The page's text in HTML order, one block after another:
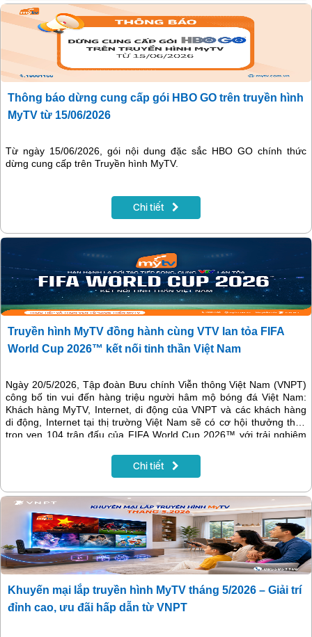
Thông báo dừng cung cấp gói HBO GO trên truyền hình
MyTV từ 15/06/2026
Từ ngày 15/06/2026, gói nội dung đặc sắc HBO GO chính thức
dừng cung cấp trên Truyền hình MyTV.
Chi tiết
Truyền hình MyTV đồng hành cùng VTV lan tỏa FIFA
World Cup 2026™ kết nối tinh thần Việt Nam
Ngày 20/5/2026, Tập đoàn Bưu chính Viễn thông Việt Nam (VNPT)
công bố tin vui đến hàng triệu người hâm mộ bóng đá Việt Nam:
Khách hàng MyTV, Internet, di động của VNPT và các khách hàng
di động, Internet tại thị trường Việt Nam sẽ có cơ hội thưởng thức
trọn vẹn 104 trận đấu của FIFA World Cup 2026™ với trải nghiệm
chuyên nghiệp của VNPT với Đài truyền hình Việt Nam (VTV) để đạt
được thỏa thuận về bản quyền phát sóng FIFA World Cup 2026TM
Chi tiết
Khuyến mại lắp truyền hình MyTV tháng 5/2026 – Giải trí
đỉnh cao, ưu đãi hấp dẫn từ VNPT